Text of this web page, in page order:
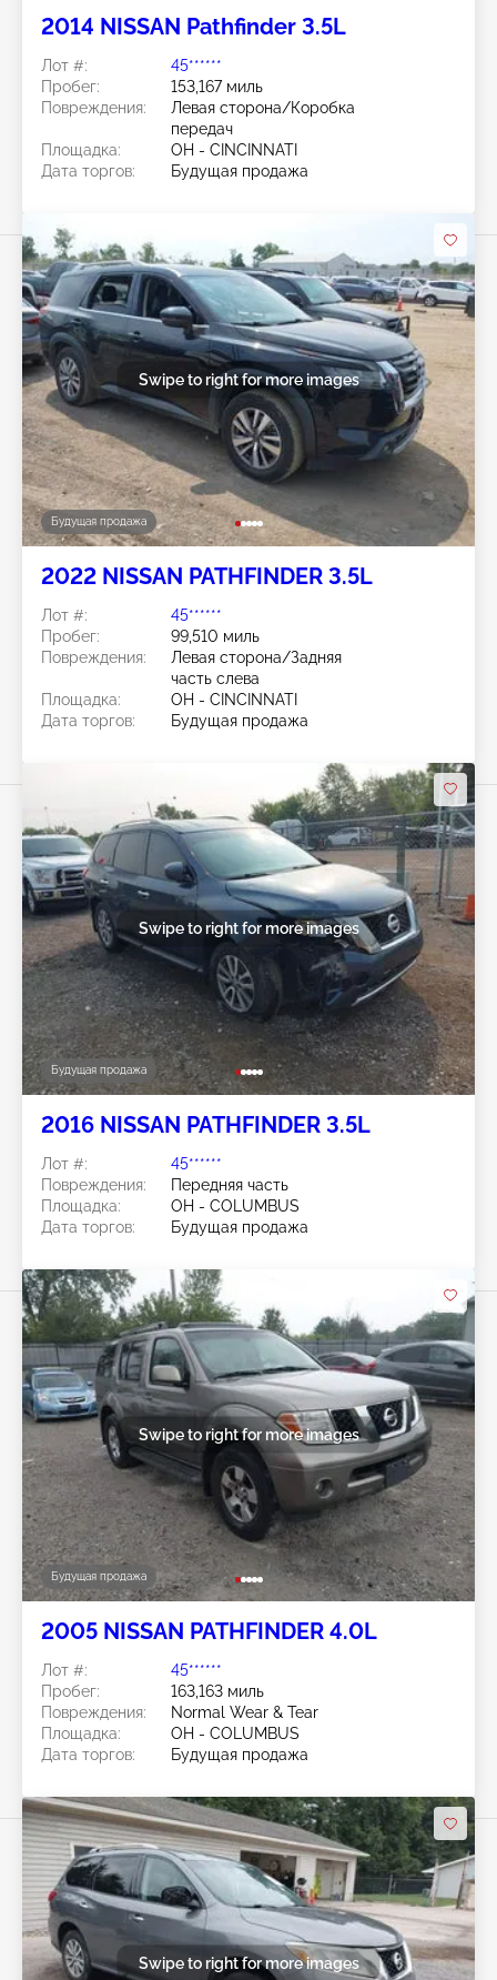
2014 NISSAN Pathfinder 3.5L
Лот #:
45******
Пробег:
153,167 миль
Повреждения:
Левая сторона/Коробка
передач
Площадка:
OH - CINCINNATI
Дата торгов:
Будущая продажа
Будущая продажа
Swipe to right for more images
2022 NISSAN PATHFINDER 3.5L
Лот #:
45******
Пробег:
99,510 миль
Повреждения:
Левая сторона/Задняя
часть слева
Площадка:
OH - CINCINNATI
Дата торгов:
Будущая продажа
Будущая продажа
Swipe to right for more images
2016 NISSAN PATHFINDER 3.5L
Лот #:
45******
Повреждения:
Передняя часть
Площадка:
OH - COLUMBUS
Дата торгов:
Будущая продажа
Будущая продажа
Swipe to right for more images
2005 NISSAN PATHFINDER 4.0L
Лот #:
45******
Пробег:
163,163 миль
Повреждения:
Normal Wear & Tear
Площадка:
OH - COLUMBUS
Дата торгов:
Будущая продажа
Swipe to right for more images